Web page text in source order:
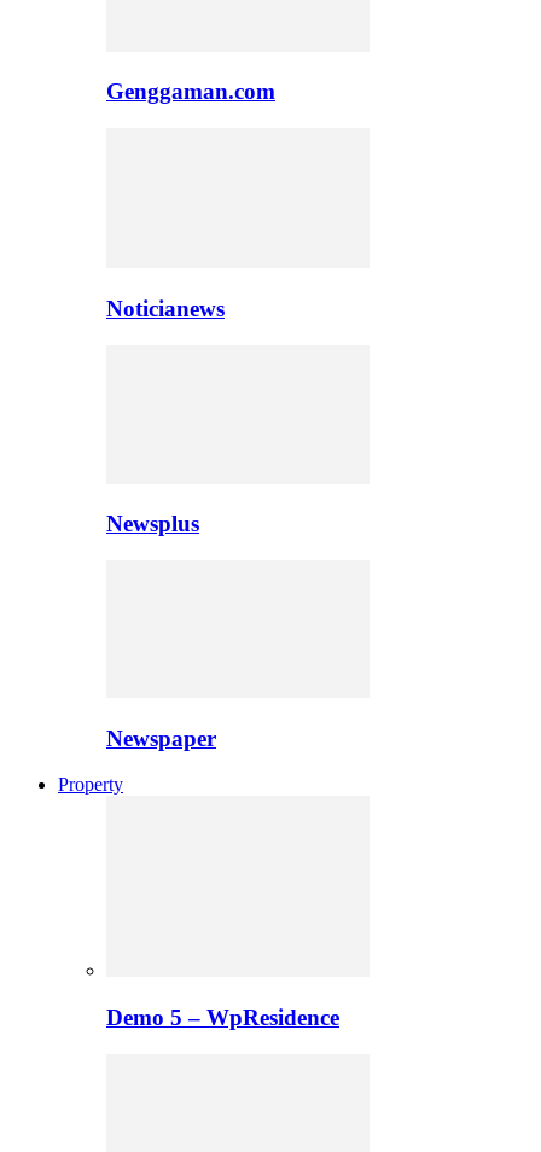
Genggaman.com
Noticianews
Newsplus
Newspaper
Property
Demo 5 – WpResidence